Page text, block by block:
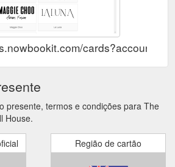
presente, termos e condições para The
House.
Região de cartão